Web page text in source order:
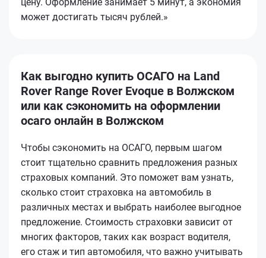
может достигать тысяч рублей.»
Как выгодно купить ОСАГО на Land
Rover Range Rover Evoque в Волжском
или как сэкономить на оформлении
осаго онлайн в Волжском
Чтобы сэкономить на ОСАГО, первым шагом
стоит тщательно сравнить предложения разных
страховых компаний. Это поможет вам узнать,
сколько стоит страховка на автомобиль в
различных местах и выбрать наиболее выгодное
предложение. Стоимость страховки зависит от
многих факторов, таких как возраст водителя,
его стаж и тип автомобиля, что важно учитывать